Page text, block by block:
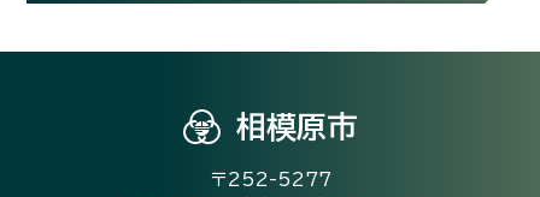
相模原市
〒252-5277